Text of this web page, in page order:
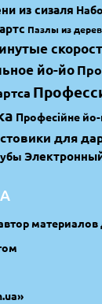
из сизаля
Пазлы из
йо-йо
Професійне
для
материалов